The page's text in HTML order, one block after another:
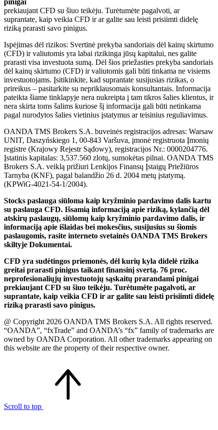
prekiaujant CFD su šiuo teikėju. Turėtumėte pagalvoti, ar
suprantate, kaip veikia CFD ir ar galite sau leisti prisiimti didelę
riziką prarasti savo pinigus.
Ispėjimas dėl rizikos: Svertinė prekyba sandoriais dėl kainų skirtumo
(CFD) ir valiutomis yra labai rizikinga jūsų kapitalui, nes galite
prarasti visa investuota sumą. Dėl šios priežasties prekyba sandoriais
dėl kainų skirtumo (CFD) ir valiutomis gali būti tinkama ne visiems
investuotojams. Įsitikinkite, kad suprantate susijusias rizikas, o
prireikus – pasitarkite su nepriklausomais konsultantais. Informacija
pateikta šiame tinklapyje nera nukreipta į tam tikros šalies klientus, ir
nera skirta toms šalims kuriose šį informacija gali būti netinkama
pagal nurodytos šalies vietinius įstatymus ar teisinius reguliavimus.
OANDA TMS Brokers S.A. buveinės registracijos adresas: Warsaw
UNIT, Daszyńskiego 1, 00-843 Varšuva, įmonė registruota Įmonių
registre (Krajowy Rejestr Sądowy), registracijos Nr.: 0000204776.
Įstatinis kapitalas: 3,537.560 zlotų, sumokėtas pilnai. OANDA TMS
Brokers S.A. veiklą prižiuri Lenkijos Finansų Įstaigų Priežiūros
Tarnyba (KNF), pagal balandžio 26 d. 2004 metų įstatymą.
(KPWiG-4021-54-1/2004).
Stocks paslauga siūloma kaip kryžminio pardavimo dalis kartu
su paslauga CFD. Išsamią informaciją apie riziką, kylančią dėl
atskirų paslaugų, siūlomų kaip kryžminio pardavimo dalis, ir
informaciją apie išlaidas bei mokesčius, susijusius su šiomis
paslaugomis, rasite interneto svetainės OANDA TMS Brokers
skiltyje Dokumentai.
CFD yra sudėtingos priemonės, dėl kurių kyla didelė rizika
greitai prarasti pinigus taikant finansinį svertą. 76 proc.
neprofesionaliųjų investuotojų sąskaitų prarandami pinigai
prekiaujant CFD su šiuo teikėju. Turėtumėte pagalvoti, ar
suprantate, kaip veikia CFD ir ar galite sau leisti prisiimti didelę
riziką prarasti savo pinigus.
@ Copyright 2026 OANDA TMS Brokers S.A. All rights reserved.
“OANDA”, “fxTrade” and OANDA’s “fx” family of trademarks are
owned by OANDA Corporation. All other trademarks appearing on
this website are the property of their respective owner.
Scroll to top